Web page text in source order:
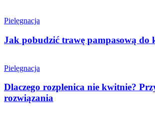
Pielęgnacja
Jak pobudzić trawę pampasową do
Pielęgnacja
Dlaczego rozplenica nie kwitnie?
rozwiązania